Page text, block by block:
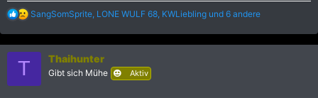
R
a
k
SangSomSprite LONE WULF 68 KWLiebling und 6 andere
T Thaihunter
Gibt sich Mühe Aktiv